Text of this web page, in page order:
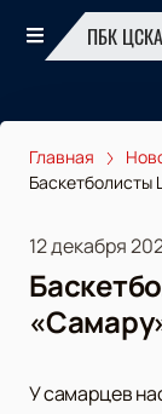
ПБК ЦСКА
Главная
12 декабря
У самарцев